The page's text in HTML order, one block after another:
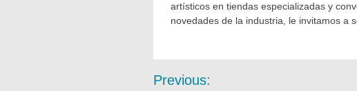
artísticos en tiendas especializadas y
novedades de la industria, le invitamos a
Previous: